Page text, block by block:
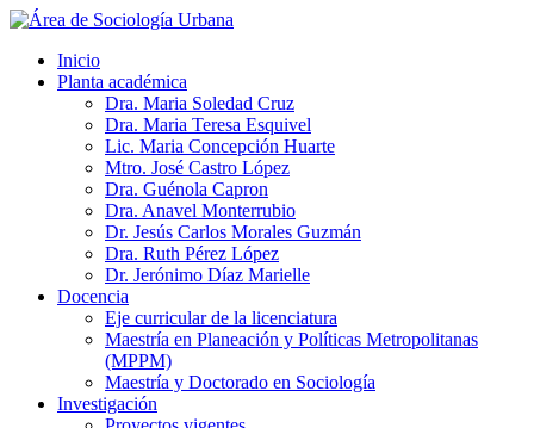
Inicio
Planta académica
Dra. Maria Soledad Cruz
Dra. Maria Teresa Esquivel
Lic. Maria Concepción Huarte
Mtro. José Castro López
Dra. Guénola Capron
Dra. Anavel Monterrubio
Dr. Jesús Carlos Morales Guzmán
Dra. Ruth Pérez López
Dr. Jerónimo Díaz Marielle
Docencia
Eje curricular de la licenciatura
Maestría en Planeación y Políticas Metropolitanas
(MPPM)
Maestría y Doctorado en Sociología
Investigación